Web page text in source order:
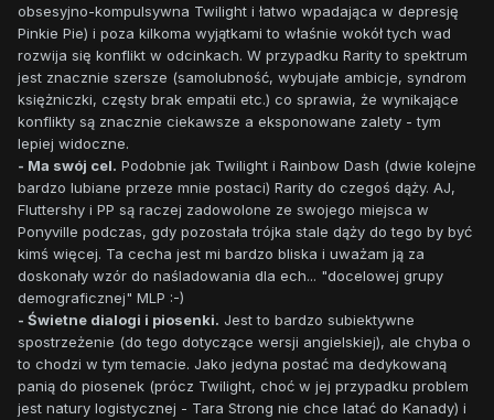
obsesyjno-kompulsywna Twilight i łatwo wpadająca w depresję
Pinkie Pie) i poza kilkoma wyjątkami to właśnie wokół tych wad
rozwija się konflikt w odcinkach. W przypadku Rarity to spektrum
jest znacznie szersze (samolubność, wybujałe ambicje, syndrom
księżniczki, częsty brak empatii etc.) co sprawia, że wynikające
konflikty są znacznie ciekawsze a eksponowane zalety - tym
lepiej widoczne.
- Ma swój cel. Podobnie jak Twilight i Rainbow Dash (dwie kolejne
bardzo lubiane przeze mnie postaci) Rarity do czegoś dąży. AJ,
Fluttershy i PP są raczej zadowolone ze swojego miejsca w
Ponyville podczas, gdy pozostała trójka stale dąży do tego by być
kimś więcej. Ta cecha jest mi bardzo bliska i uważam ją za
doskonały wzór do naśladowania dla ech... "docelowej grupy
demograficznej" MLP :-)
- Świetne dialogi i piosenki. Jest to bardzo subiektywne
spostrzeżenie (do tego dotyczące wersji angielskiej), ale chyba o
to chodzi w tym temacie. Jako jedyna postać ma dedykowaną
panią do piosenek (prócz Twilight, choć w jej przypadku problem
jest natury logistycznej - Tara Strong nie chce latać do Kanady) i